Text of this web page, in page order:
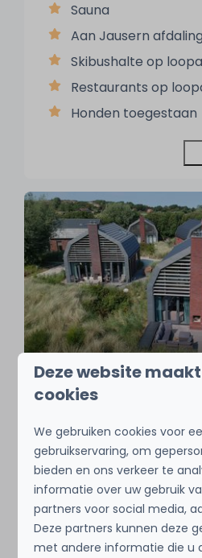
Sauna
Aan Jausern afdaling
Skibushalte op
Restaurants op
Honden toegestaan
Zonnestralen
Egmond aan den Hoef
6
3
2
Sauna
Dichtbij Strand
Huisdieren
Deze website
cookies
We gebruiken cookies voor
gebruikservaring, om
bieden en ons verkeer te
informatie over uw gebruik
partners voor social media,
Deze partners kunnen deze
met andere informatie die u